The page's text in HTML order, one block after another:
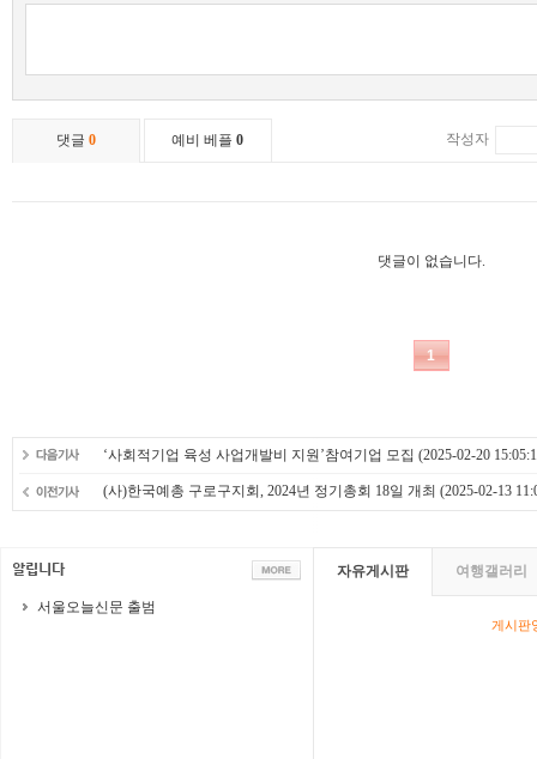
‘사회적기업 육성 사업개발비 지원’참여기업 모집 (2025-02-20
(사)한국예총 구로구지회, 2024년 정기총회 18일 개최 (2025-02-13
서울오늘신문 출범
자유게시판 여행갤러리
게시판